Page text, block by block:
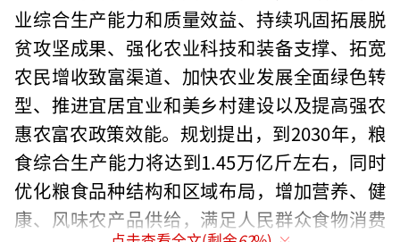
业综合生产能力和质量效益、持续巩固拓展脱
贫攻坚成果、强化农业科技和装备支撑、拓宽
农民增收致富渠道、加快农业发展全面绿色转
型、推进宜居宜业和美乡村建设以及提高强农
惠农富农政策效能。规划提出，到2030年，粮
食综合生产能力将达到1.45万亿斤左右，同时
优化粮食品种结构和区域布局，增加营养、健
康、风味农产品供给，满足人民群众食物消费